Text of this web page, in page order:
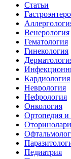
Статьи
Венерология
Гематология
Гинекология
Кардиология
Неврология
Нефрология
Онкология
Ортопедия и
Педиатрия